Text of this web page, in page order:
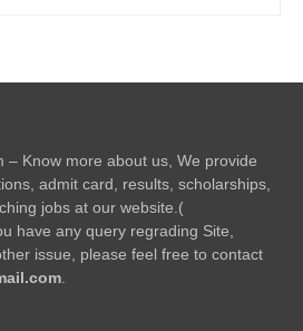
– Know more about us, We provide
admit card, results, scholarships,
jobs at our website.(
have any query regrading Site,
issue, please feel free to contact